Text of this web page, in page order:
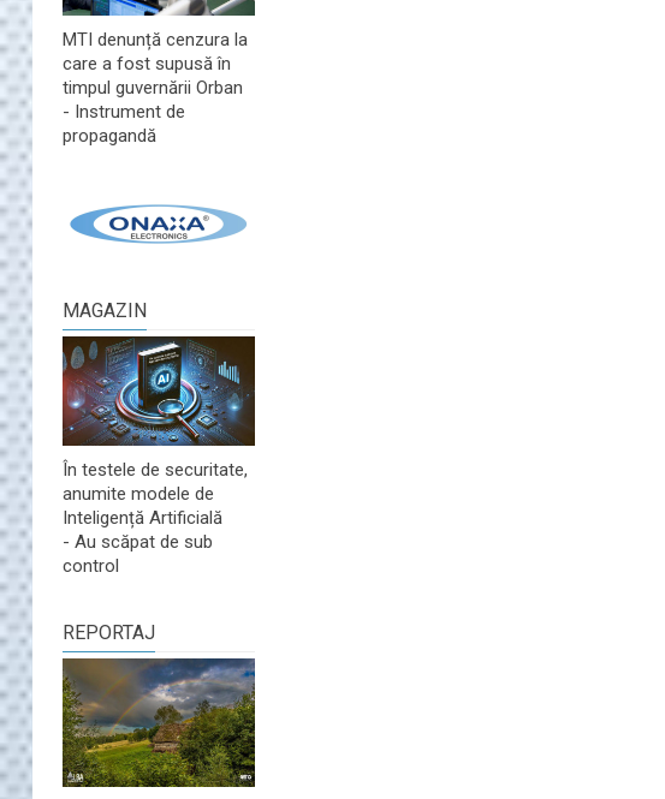
MTI denunță cenzura la
care a fost supusă în
timpul guvernării Orban
- Instrument de
propagandă
MAGAZIN
În testele de securitate,
anumite modele de
Inteligență Artificială
- Au scăpat de sub
control
REPORTAJ